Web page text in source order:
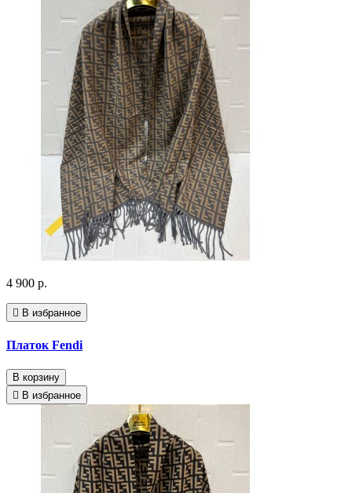
4 900 р.
В избранное
Платок Fendi
В корзину
В избранное